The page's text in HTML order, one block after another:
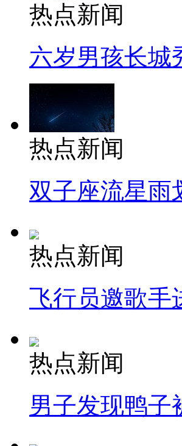
热点新闻
六岁男孩长城
热点新闻
双子座流星雨
热点新闻
飞行员邀歌手
热点新闻
男子发现鸭子